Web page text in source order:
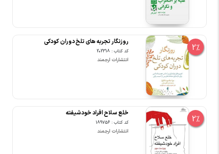
2%
روزنگار تجربه های تلخ دوران کودکی
کد کتاب : 202318
انتشارات ارجمند
2%
خلع سلاح افراد خودشیفته
کد کتاب : 189756
انتشارات ارجمند